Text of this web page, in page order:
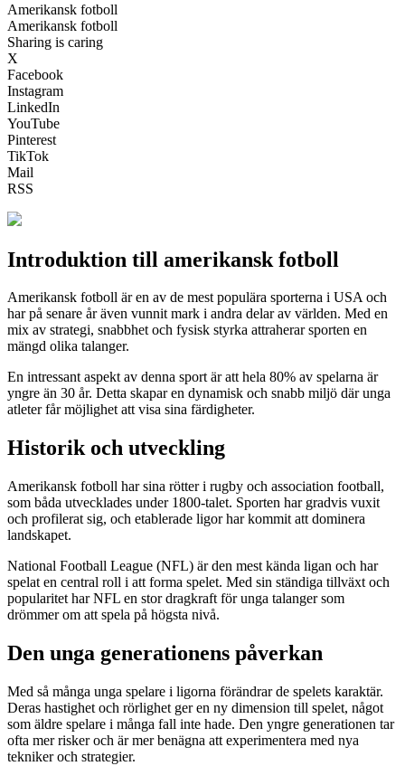
Amerikansk fotboll
Amerikansk fotboll
Sharing is caring
X
Facebook
Instagram
LinkedIn
YouTube
Pinterest
TikTok
Mail
RSS
Introduktion till amerikansk fotboll
Amerikansk fotboll är en av de mest populära sporterna i USA och
har på senare år även vunnit mark i andra delar av världen. Med en
mix av strategi, snabbhet och fysisk styrka attraherar sporten en
mängd olika talanger.
En intressant aspekt av denna sport är att hela 80% av spelarna är
yngre än 30 år. Detta skapar en dynamisk och snabb miljö där unga
atleter får möjlighet att visa sina färdigheter.
Historik och utveckling
Amerikansk fotboll har sina rötter i rugby och association football,
som båda utvecklades under 1800-talet. Sporten har gradvis vuxit
och profilerat sig, och etablerade ligor har kommit att dominera
landskapet.
National Football League (NFL) är den mest kända ligan och har
spelat en central roll i att forma spelet. Med sin ständiga tillväxt och
popularitet har NFL en stor dragkraft för unga talanger som
drömmer om att spela på högsta nivå.
Den unga generationens påverkan
Med så många unga spelare i ligorna förändrar de spelets karaktär.
Deras hastighet och rörlighet ger en ny dimension till spelet, något
som äldre spelare i många fall inte hade. Den yngre generationen tar
ofta mer risker och är mer benägna att experimentera med nya
tekniker och strategier.